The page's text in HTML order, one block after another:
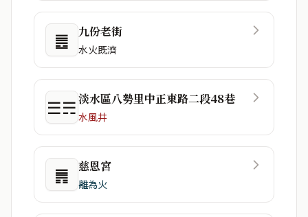
䷌ 九份老街
水火既濟
☰☴淡水區八勢里中正東路二段48巷
水風井
䷠ 慈恩宮
離為火